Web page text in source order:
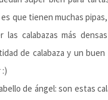
que tienen muchas
las calabazas más
de calabaza y un
de ángel: son estas